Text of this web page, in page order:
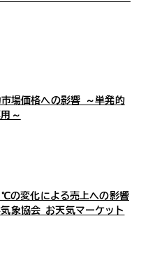
場価格への影響 ～単発的
～
の変化による売上への影響
象協会 お天気マーケット